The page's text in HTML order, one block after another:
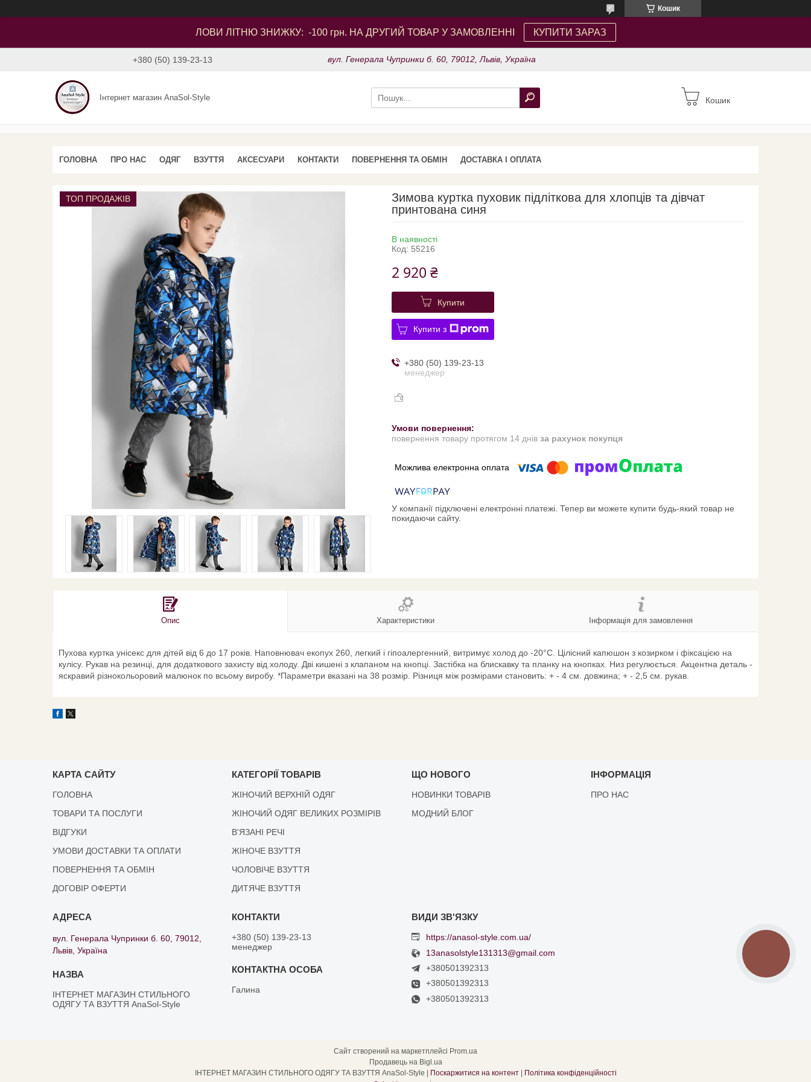
Кошик
ЛОВИ ЛІТНЮ ЗНИЖКУ: -100 грн. НА ДРУГИЙ ТОВАР У ЗАМОВЛЕННІ КУПИТИ ЗАРАЗ
+380 (50) 139-23-13 вул. Генерала Чупринки б. 60, 79012, Львів, Україна
Інтернет магазин AnaSol-Style Кошик
ГОЛОВНА ПРО НАС ОДЯГ ВЗУТТЯ АКСЕСУАРИ КОНТАКТИ ПОВЕРНЕННЯ ТА ОБМІН ДОСТАВКА І ОПЛАТА
ТОП ПРОДАЖІВ
Зимова куртка пуховик підліткова для хлопців та дівчат
принтована синя
В наявності
Код: 55216
2 920 ₴
Купити
Купити з
+380 (50) 139-23-13
менеджер
повернення товару протягом 14 днів за рахунок покупця
У компанії підключені електронні платежі. Тепер ви можете купити будь-який товар не
покидаючи сайту.
Опис Характеристики Інформація для замовлення
Пухова куртка унісекс для дітей від 6 до 17 років. Наповнювач екопух 260, легкий і гіпоалергенний, витримує холод до -20°C. Цілісний капюшон з козирком і фіксацією на
кулісу. Рукав на резинці, для додаткового захисту від холоду. Дві кишені з клапаном на кнопці. Застібка на блискавку та планку на кнопках. Низ регулюється. Акцентна деталь -
яскравий різнокольоровий малюнок по всьому виробу. *Параметри вказані на 38 розмір. Різниця між розмірами становить: + - 4 см. довжина; + - 2,5 см. рукав.
КАРТА САЙТУ
ГОЛОВНА
ТОВАРИ ТА ПОСЛУГИ
ВІДГУКИ
УМОВИ ДОСТАВКИ ТА ОПЛАТИ
ПОВЕРНЕННЯ ТА ОБМІН
ДОГОВІР ОФЕРТИ
КАТЕГОРІЇ ТОВАРІВ
ЖІНОЧИЙ ВЕРХНІЙ ОДЯГ
ЖІНОЧИЙ ОДЯГ ВЕЛИКИХ РОЗМІРІВ
В'ЯЗАНІ РЕЧІ
ЖІНОЧЕ ВЗУТТЯ
ЧОЛОВІЧЕ ВЗУТТЯ
ДИТЯЧЕ ВЗУТТЯ
ЩО НОВОГО
НОВИНКИ ТОВАРІВ
МОДНИЙ БЛОГ
ІНФОРМАЦІЯ
ПРО НАС
вул. Генерала Чупринки б. 60, 79012,
Львів, Україна
ІНТЕРНЕТ МАГАЗИН СТИЛЬНОГО
ОДЯГУ ТА ВЗУТТЯ AnaSol-Style
+380 (50) 139-23-13
менеджер
Галина
https://anasol-style.com.ua/
13anasolstyle131313@gmail.com
+380501392313
+380501392313
+380501392313
Сайт створений на маркетплейсі Prom.ua
Продавець на Bigl.ua
Поскаржитися на контент
Політика конфіденційності